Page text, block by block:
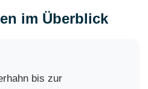
im Überblick
bis zur